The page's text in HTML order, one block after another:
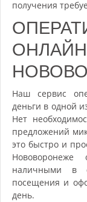
получения
Наш сервис
деньги в одной
Нет
предложений
это быстро и
Нововоронеже
наличными в
посещения и
день.